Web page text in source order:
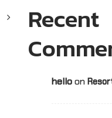
Recent
helloon